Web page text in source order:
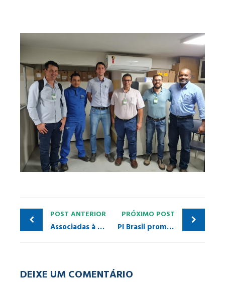
POST ANTERIOR
Associadas à PI Brasil expõem no ENA
PRÓXIMO POST
PI Brasil promove seminário para colaboradores da Vale – Complexo Itabira (MG)
DEIXE UM COMENTÁRIO